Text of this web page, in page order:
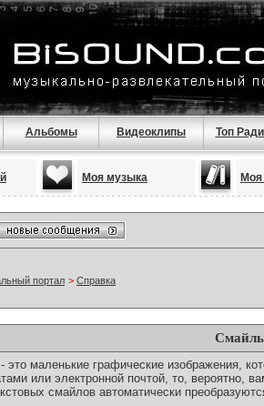
Альбомы Видеоклипы Топ
Моя музыка Моя
портал > Справка
маленькие графические изображения,
или электронной почтой, то, вероятно,
смайлов автоматически